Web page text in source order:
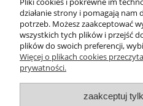
Produkty
Kategorie bloga
Kontakt
działanie strony i pomagają
potrzeb. Możesz zaakceptować
wszystkich tych plików i przejść
plików do swoich preferencji,
Więcej o plikach cookies
prywatności.
zaakceptuj